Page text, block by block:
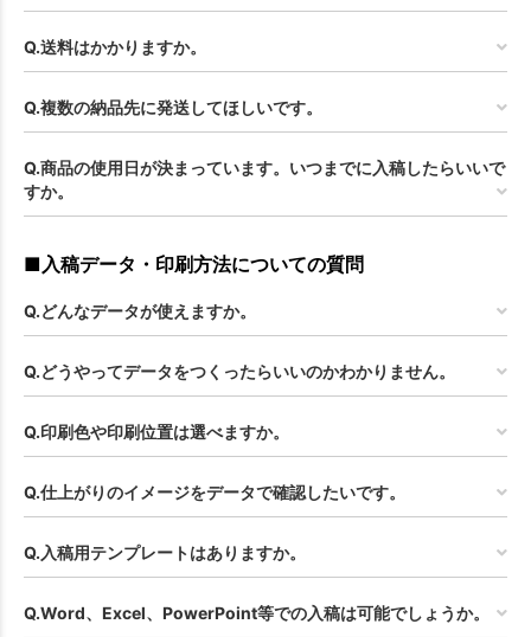
Q.送料はかかりますか。
Q.複数の納品先に発送してほしいです。
Q.商品の使用日が決まっています。いつまでに入稿したらいいで
すか。
■入稿データ・印刷方法についての質問
Q.どんなデータが使えますか。
Q.どうやってデータをつくったらいいのかわかりません。
Q.印刷色や印刷位置は選べますか。
Q.仕上がりのイメージをデータで確認したいです。
Q.入稿用テンプレートはありますか。
Q.Word、Excel、PowerPoint等での入稿は可能でしょうか。